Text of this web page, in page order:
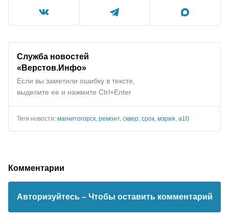
Служба новостей
«Верстов.Инфо»
Если вы заметили ошибку в тексте,
выделите ее и нажмите Ctrl+Enter
Теги новости: магнитогорск, ремонт, сквер, срок, мэрия, а10
Комментарии
Авторизуйтесь – Чтобы оставить комментарий